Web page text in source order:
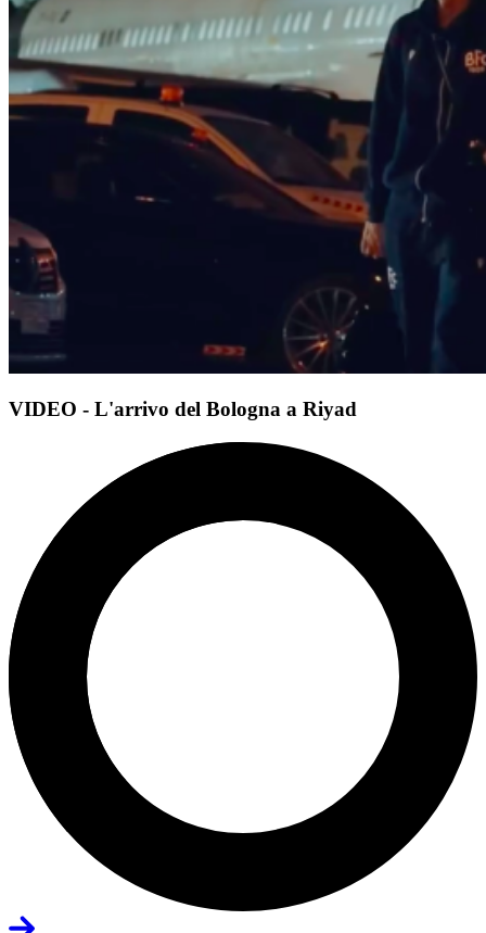
VIDEO - L'arrivo del Bologna a Riyad